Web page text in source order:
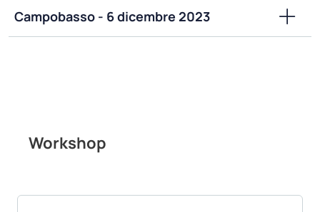
Workshop
Campobasso - 6 dicembre 2023